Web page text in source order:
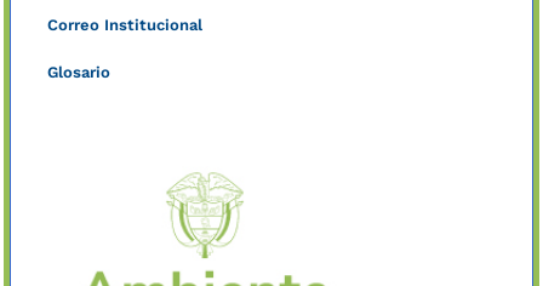
Correo Institucional
Glosario